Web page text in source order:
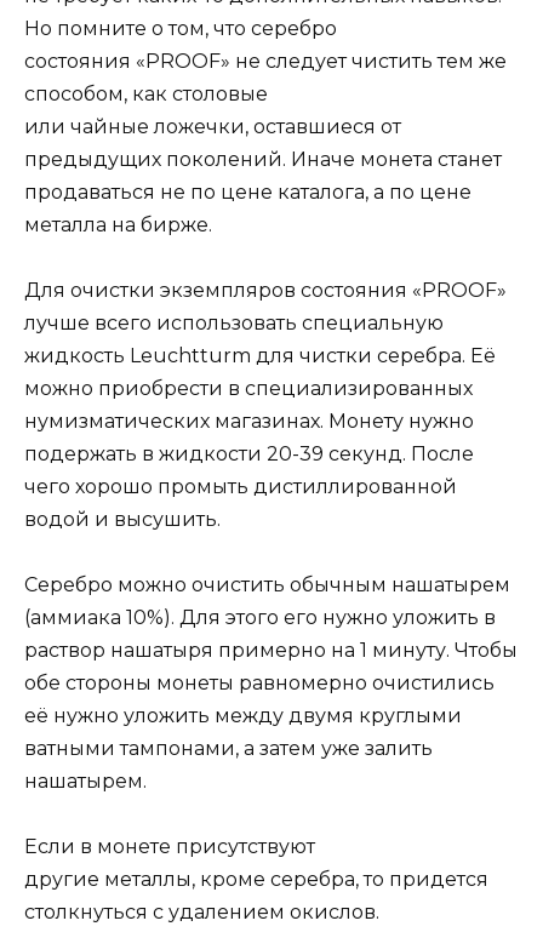
Но помните о том, что серебро
состояния «PROOF» не следует чистить тем же
способом, как столовые
или чайные ложечки, оставшиеся от
предыдущих поколений. Иначе монета станет
продаваться не по цене каталога, а по цене
металла на бирже.
Для очистки экземпляров состояния «PROOF»
лучше всего использовать специальную
жидкость Leuchtturm для чистки серебра. Её
можно приобрести в специализированных
нумизматических магазинах. Монету нужно
подержать в жидкости 20-39 секунд. После
чего хорошо промыть дистиллированной
водой и высушить.
Серебро можно очистить обычным нашатырем
(аммиака 10%). Для этого его нужно уложить в
раствор нашатыря примерно на 1 минуту. Чтобы
обе стороны монеты равномерно очистились
её нужно уложить между двумя круглыми
ватными тампонами, а затем уже залить
нашатырем.
Если в монете присутствуют
другие металлы, кроме серебра, то придется
столкнуться с удалением окислов.